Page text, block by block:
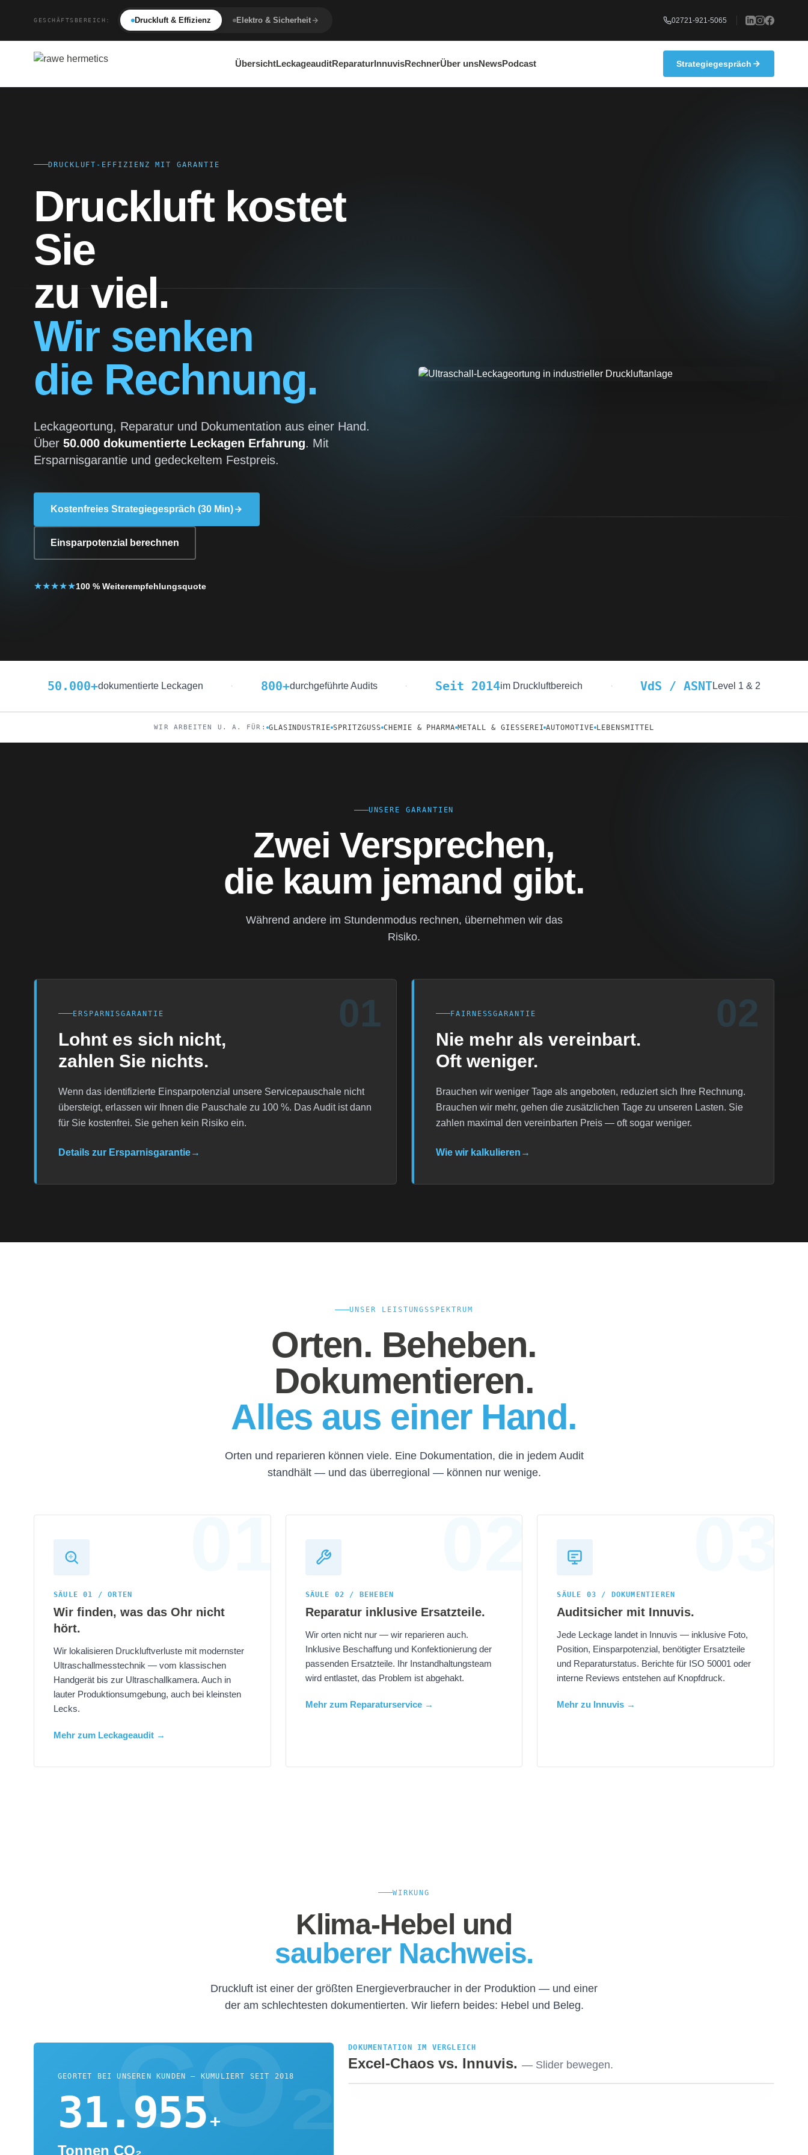
GESCHÄFTSBEREICH: Druckluft & Effizienz Elektro & Sicherheit 02721-921-5065
ÜbersichtLeckageauditReparaturInnuvisRechnerÜber unsNewsPodcast Strategiegespräch
DRUCKLUFT-EFFIZIENZ MIT GARANTIE
Druckluft kostet
Sie
zu viel.
Wir senken
die Rechnung.
Leckageortung, Reparatur und Dokumentation aus einer Hand.
Über 50.000 dokumentierte Leckagen Erfahrung. Mit
Ersparnisgarantie und gedeckeltem Festpreis.
Kostenfreies Strategiegespräch (30 Min)
Einsparpotenzial berechnen
★★★★★100 % Weiterempfehlungsquote
50.000+dokumentierte Leckagen · 800+durchgeführte Audits · Seit 2014im Druckluftbereich · VdS / ASNTLevel 1 & 2
WIR ARBEITEN U. A. FÜR: GLASINDUSTRIE SPRITZGUSS CHEMIE & PHARMA METALL & GIESSEREI AUTOMOTIVE LEBENSMITTEL
UNSERE GARANTIEN
Zwei Versprechen,
die kaum jemand gibt.
Während andere im Stundenmodus rechnen, übernehmen wir das
Risiko.
01
ERSPARNISGARANTIE
Lohnt es sich nicht,
zahlen Sie nichts.
Wenn das identifizierte Einsparpotenzial unsere Servicepauschale nicht
übersteigt, erlassen wir Ihnen die Pauschale zu 100 %. Das Audit ist dann
für Sie kostenfrei. Sie gehen kein Risiko ein.
Details zur Ersparnisgarantie→
02
FAIRNESSGARANTIE
Nie mehr als vereinbart.
Oft weniger.
Brauchen wir weniger Tage als angeboten, reduziert sich Ihre Rechnung.
Brauchen wir mehr, gehen die zusätzlichen Tage zu unseren Lasten. Sie
zahlen maximal den vereinbarten Preis — oft sogar weniger.
Wie wir kalkulieren →
UNSER LEISTUNGSSPEKTRUM
Orten. Beheben.
Dokumentieren.
Alles aus einer Hand.
Orten und reparieren können viele. Eine Dokumentation, die in jedem Audit
standhält — und das überregional — können nur wenige.
SÄULE 01 / ORTEN
Wir finden, was das Ohr nicht
hört.
Wir lokalisieren Druckluftverluste mit modernster
Ultraschallmesstechnik — vom klassischen
Handgerät bis zur Ultraschallkamera. Auch in
lauter Produktionsumgebung, auch bei kleinsten
Lecks.
Mehr zum Leckageaudit →
SÄULE 02 / BEHEBEN
Reparatur inklusive Ersatzteile.
Wir orten nicht nur — wir reparieren auch.
Inklusive Beschaffung und Konfektionierung der
passenden Ersatzteile. Ihr Instandhaltungsteam
wird entlastet, das Problem ist abgehakt.
Mehr zum Reparaturservice →
SÄULE 03 / DOKUMENTIEREN
Auditsicher mit Innuvis.
Jede Leckage landet in Innuvis — inklusive Foto,
Position, Einsparpotenzial, benötigter Ersatzteile
und Reparaturstatus. Berichte für ISO 50001 oder
interne Reviews entstehen auf Knopfdruck.
Mehr zu Innuvis →
WIRKUNG
Klima-Hebel und
sauberer Nachweis.
Druckluft ist einer der größten Energieverbraucher in der Produktion — und einer
der am schlechtesten dokumentierten. Wir liefern beides: Hebel und Beleg.
GEORTET BEI UNSEREN KUNDEN — KUMULIERT SEIT 2018
31.978 +
Tonnen CO₂
DOKUMENTATION IM VERGLEICH
Excel-Chaos vs. Innuvis.— Slider bewegen.